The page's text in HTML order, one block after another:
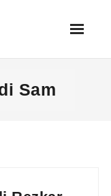
Sam